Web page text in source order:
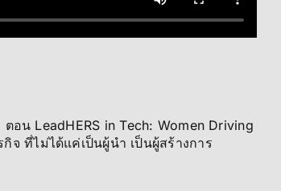
อน LeadHERS in Tech: Women Driving
ที่ไม่ได้แค่เป็นผู้นำ เป็นผู้สร้างการ